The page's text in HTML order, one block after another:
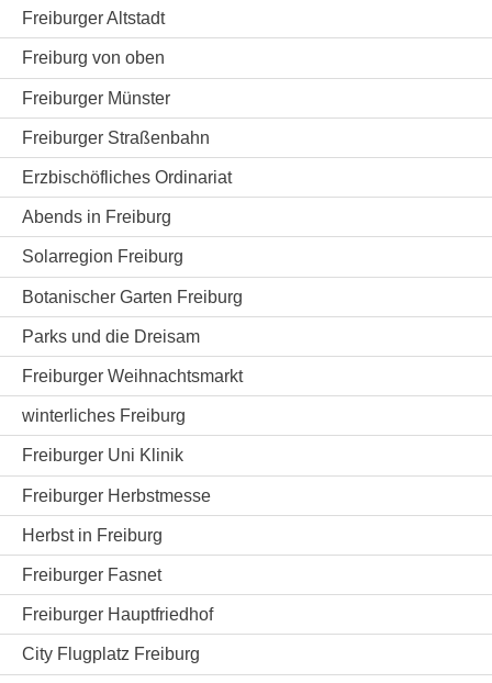
Freiburger Altstadt
Freiburg von oben
Freiburger Münster
Freiburger Straßenbahn
Erzbischöfliches Ordinariat
Abends in Freiburg
Solarregion Freiburg
Botanischer Garten Freiburg
Parks und die Dreisam
Freiburger Weihnachtsmarkt
winterliches Freiburg
Freiburger Uni Klinik
Freiburger Herbstmesse
Herbst in Freiburg
Freiburger Fasnet
Freiburger Hauptfriedhof
City Flugplatz Freiburg